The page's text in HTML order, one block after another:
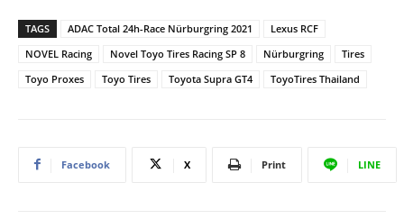
TAGS ADAC Total 24h-Race Nürburgring 2021
Lexus RCF
NOVEL Racing
Novel Toyo Tires Racing SP 8 Nürburgring
Tires
Toyo Proxes
Toyo Tires Toyota Supra GT4 ToyoTires Thailand
Facebook X Print LINE